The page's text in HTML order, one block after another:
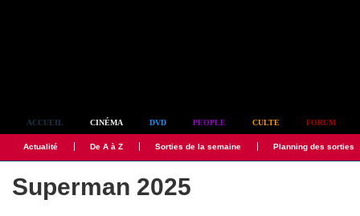
ACCUEIL CINÉMA DVD PEOPLE CULTE FORUM
Actualité De A à Z Sorties de la semaine Planning des sorties
Superman 2025